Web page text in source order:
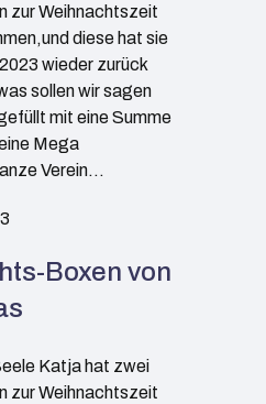
zur Weihnachtszeit
diese hat sie
wieder zurück
sollen wir sagen
mit eine Summe
Mega
Verein…
Boxen von
Katja hat zwei
zur Weihnachtszeit